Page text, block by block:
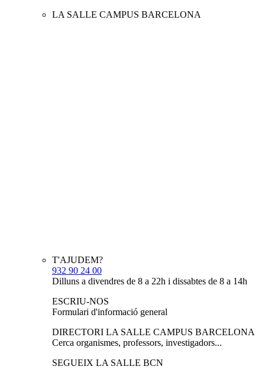
LA SALLE CAMPUS BARCELONA
T'AJUDEM?
932 90 24 00
Dilluns a divendres de 8 a 22h i dissabtes de 8 a 14h
ESCRIU-NOS
Formulari d'informació general
DIRECTORI LA SALLE CAMPUS BARCELONA
Cerca organismes, professors, investigadors...
SEGUEIX LA SALLE BCN